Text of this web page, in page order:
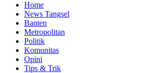
Home
News Tangsel
Banten
Metropolitan
Politik
Komunitas
Opini
Tips & Trik